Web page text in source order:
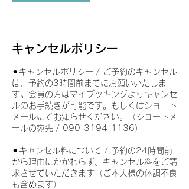
キャンセルポリシー
⚫︎キャンセルポリシー / ご予約のキャンセル
は、予約の3時間前までにお願いいたしま
す。会員の方はマイブッキングよりキャンセ
ルのお手続きが可能です。もしくはショート
メールにてお知らせください。（ショートメ
ールの宛先 ​/ 090-3194-1136）
⚫︎キャンセル料について / 予約の24時間前
から理由にかかわらず、キャンセル料をご請
求させていただきます（ご本人様の体調不良
も含めます）